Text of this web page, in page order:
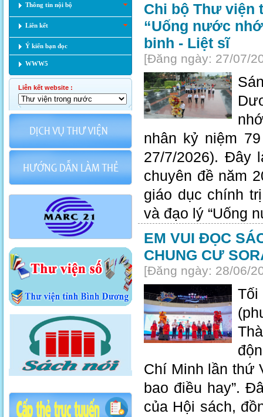
Thông tin nội bộ
Liên kết
Ý kiến bạn đọc
WWW5
Liên kết website :
Chi bộ Thư viện
“Uống nước
binh - Liệt sĩ
[Đăng ngày: 27/07/
nhân kỷ niệm
27/7/2026). Đây
chuyên đề năm
giáo dục chính
và đạo lý “Uống
EM VUI ĐỌC
CHUNG CƯ
[Đăng ngày: 28/06/
Chí Minh lần thứ
bao điều hay”.
của Hội sách,